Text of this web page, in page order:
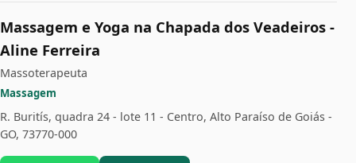
Massagem e Yoga na Chapada dos Veadeiros -
Aline Ferreira
Massoterapeuta
Massagem
R. Buritís, quadra 24 - lote 11 - Centro, Alto Paraíso de Goiás -
GO, 73770-000